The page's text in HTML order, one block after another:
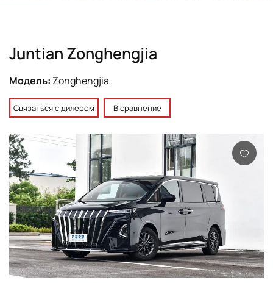
Juntian Zonghengjia
Модель: Zonghengjia
Связаться с дилером В сравнение